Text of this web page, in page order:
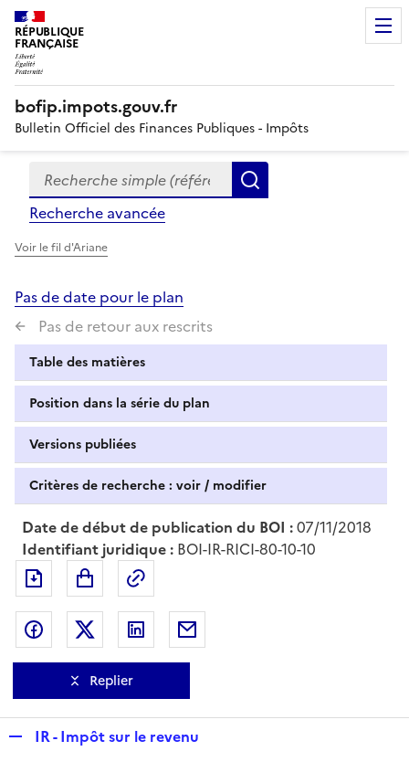
RÉPUBLIQUE
FRANÇAISE
bofip.impots.gouv.fr
Bulletin Officiel des Finances Publiques - Impôts
Formulaire
de
recherche
Recherche simple (références, mots clés, partie du
Recherche avancée
Voir le fil d'Ariane
Pas de date pour le plan
Pas de retour aux rescrits
Table des matières
Position dans la série du plan
Versions publiées
Critères de recherche : voir / modifier
Date de début de publication du BOI :07/11/2018
Identifiant juridique : BOI-IR-RICI-80-10-10
Exporter le document au format pdf
Partager sur Facebook
Partager sur Twitter
Partager sur LinkedIn
Replier
IR - Impôt sur le revenu